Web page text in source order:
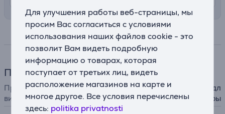
Для улучшения работы веб-страницы, мы
просим Вас согласиться с условиями
использования наших файлов cookie - это
позволит Вам видеть подробную
информацию о товарах, которая
поступает от третьих лиц, видеть
расположение магазинов на карте и
многое другое. Все условия перечислены
здесь: politika privatnosti
Спецификация
Принадлежности
Принадлежности для фото и
видео
инструмент, aккумулятор дл
я видеокамеры